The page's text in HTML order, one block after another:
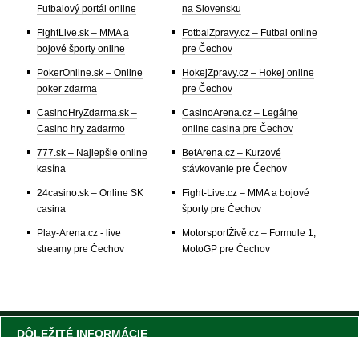
Futbalový portál online
FightLive.sk – MMA a
bojové športy online
PokerOnline.sk – Online
poker zdarma
CasinoHryZdarma.sk –
Casino hry zadarmo
777.sk – Najlepšie online
kasína
24casino.sk – Online SK
casina
Play-Arena.cz - live
streamy pre Čechov
na Slovensku
FotbalZpravy.cz – Futbal online
pre Čechov
HokejZpravy.cz – Hokej online
pre Čechov
CasinoArena.cz – Legálne
online casina pre Čechov
BetArena.cz – Kurzové
stávkovanie pre Čechov
Fight-Live.cz – MMA a bojové
športy pre Čechov
MotorsportŽivě.cz – Formule 1,
MotoGP pre Čechov
DÔLEŽITÉ INFORMÁCIE